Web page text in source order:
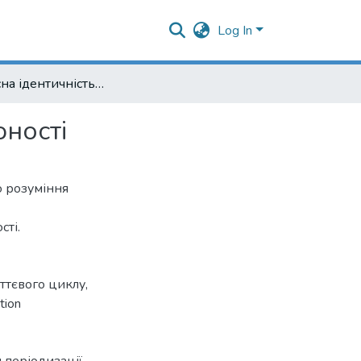
Log In
Особистісна ідентичність і проблеми періодизації юності
розуміння
циклу,